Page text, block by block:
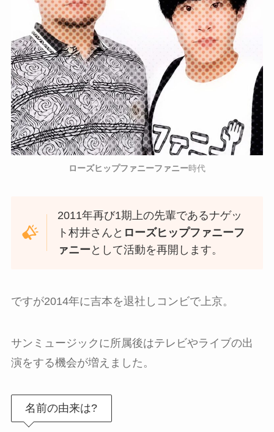
ローズヒップファニーファニー時代
2011年再び1期上の先輩であるナゲッ
ト村井さんと ローズヒップファニーフ
ァニー として活動を再開します。
ですが2014年に吉本を退社しコンビで上京。
サンミュージックに所属後はテレビやライブの出
演をする機会が増えました。
名前の由来は?